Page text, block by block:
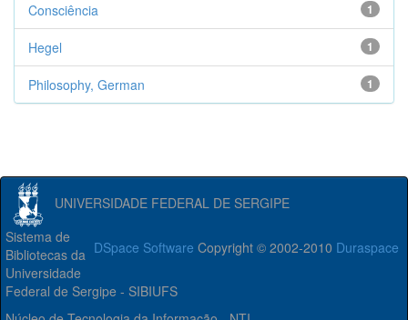
1
Consciência
1
Hegel
1
Philosophy, German
UNIVERSIDADE FEDERAL DE SERGIPE
DSpace Software Copyright © 2002-2010 Duraspace
Sistema de
Bibliotecas da
Universidade
Federal de Sergipe - SIBIUFS